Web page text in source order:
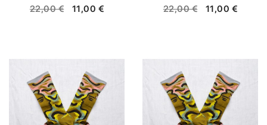
22,00 € 11,00 € 22,00 € 11,00 €